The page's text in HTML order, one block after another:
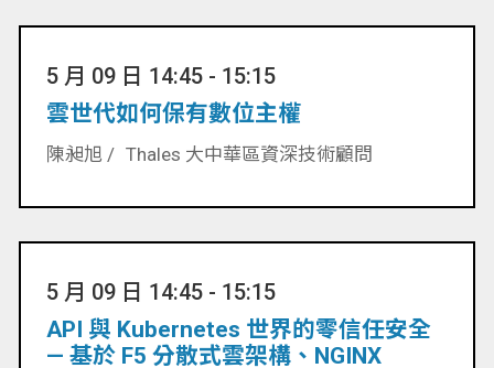
5 月 09 日 14:45 - 15:15
雲世代如何保有數位主權
陳昶旭 / Thales 大中華區資深技術顧問
5 月 09 日 14:45 - 15:15
API 與 Kubernetes 世界的零信任安全
— 基於 F5 分散式雲架構、NGINX